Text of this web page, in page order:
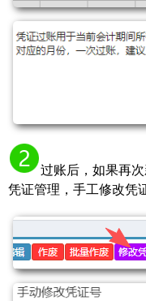
过账后，如果再
凭证管理，手工修改凭